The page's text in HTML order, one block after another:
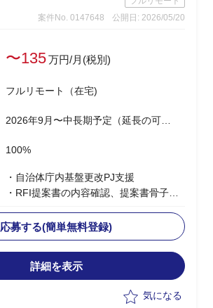
案件No. 0147648
公開日: 2026/05/20
〜135万円/月(税別)
フルリモート（在宅)
2026年9月〜中長期予定（延長の可能
100%
・自治体庁内基盤更改PJ支援
・RFI提案書の内容確認、提案書骨子検
・提案書の執筆・編集・確認、取りまと
めを実施
・メーカー・ベンダーへの仕様確認、見
積り依頼・確認、取りまとめ、SE積算を
応募する(簡単無料登録)
詳細を表示
気になる